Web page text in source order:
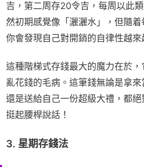
吉，第二周存20令吉，每周以此
然初期感覺像「灑灑水」，但隨着
你會發現自己對開銷的自律性越來
這種階梯式存錢最大的魔力在於
亂花錢的毛病。這筆錢無論是拿來
還是送給自己一份超級大禮，都
挺起腰桿說話！
3. 星期存錢法